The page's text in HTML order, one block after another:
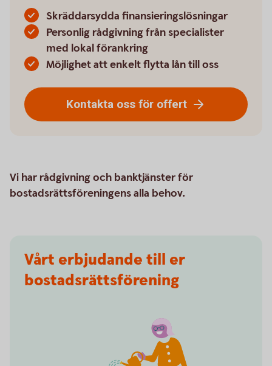
Skräddarsydda finansieringslösningar
Personlig rådgivning från specialister
med lokal förankring
Möjlighet att enkelt flytta lån till oss
Kontakta oss för offert
Vi har rådgivning och banktjänster för
bostadsrättsföreningens alla behov.
Vårt erbjudande till er
bostadsrättsförening